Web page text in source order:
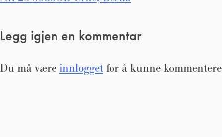
Legg igjen en kommentar
Du må være innlogget for å kunne